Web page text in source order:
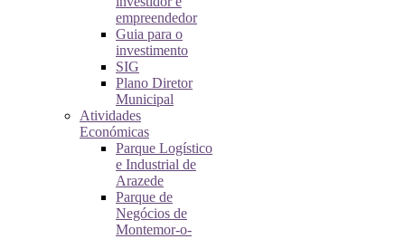
empreendedor
Guia para o
investimento
SIG
Plano Diretor
Municipal
Atividades
Económicas
Parque Logístico
e Industrial de
Arazede
Parque de
Negócios de
Montemor-o-